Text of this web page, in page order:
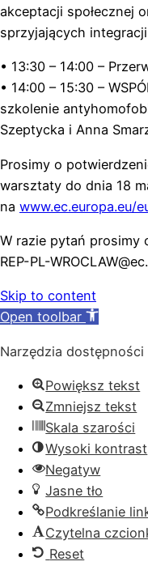
akceptacji społecznej
sprzyjających
• 13:30 – 14:00 –
• 14:00 – 15:30 –
szkolenie
Szeptycka i Anna
Prosimy o
warsztaty do dnia 18
na www.ec.europa.eu/
W razie pytań prosimy
REP-PL-
Skip to content
Open toolbar
Narzędzia dostępności
Powiększ tekst
Zmniejsz tekst
Skala szarości
Wysoki kontrast
Negatyw
Jasne tło
Podkreślanie
Czytelna
Reset